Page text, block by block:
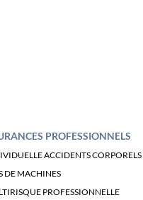
PROFESSIONNELS
ACCIDENTS CORPORELS
DE MACHINES
PROFESSIONNELLE